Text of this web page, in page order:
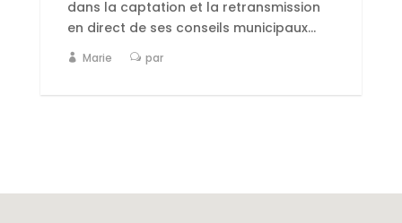
dans la captation et la retransmission
en direct de ses conseils municipaux...
Marie par